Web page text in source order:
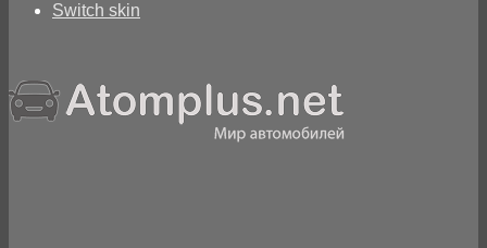
Switch skin